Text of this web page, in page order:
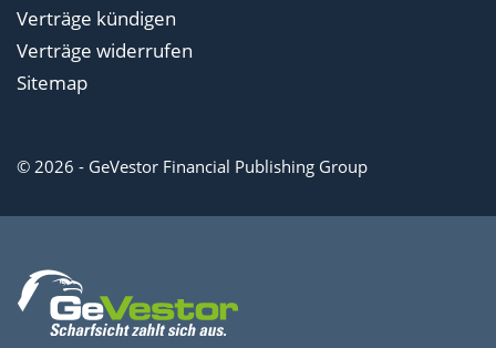
Verträge kündigen
Verträge widerrufen
Sitemap
© 2026 - GeVestor Financial Publishing Group